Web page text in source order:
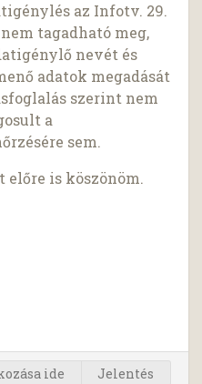
az Infotv. 29.
tagadható meg,
nevét és
adatok megadását
szerint nem
a
sem.
előre is köszönöm.
ide Jelentés